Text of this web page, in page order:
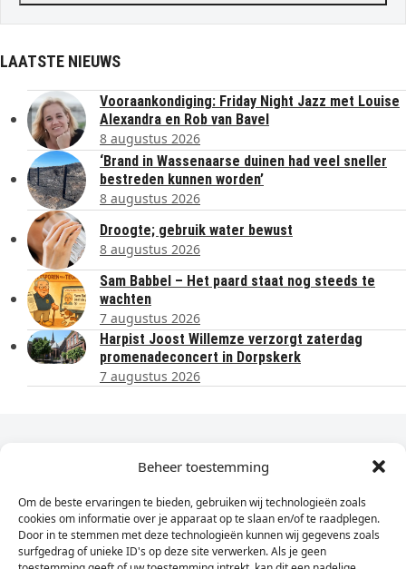
Beheer toestemming
Om de beste ervaringen te bieden, gebruiken wij technologieën zoals
cookies om informatie over je apparaat op te slaan en/of te raadplegen.
Door in te stemmen met deze technologieën kunnen wij gegevens zoals
surfgedrag of unieke ID's op deze site verwerken. Als je geen
LAATSTE NIEUWS
Vooraankondiging: Friday Night Jazz met Louise
Alexandra en Rob van Bavel
8 augustus 2026
‘Brand in Wassenaarse duinen had veel sneller
bestreden kunnen worden’
8 augustus 2026
Droogte; gebruik water bewust
8 augustus 2026
Sam Babbel – Het paard staat nog steeds te
wachten
7 augustus 2026
Harpist Joost Willemze verzorgt zaterdag
promenadeconcert in Dorpskerk
7 augustus 2026
Dagelijks het laatste nieuws in je e-mail?
Vul
hier
je